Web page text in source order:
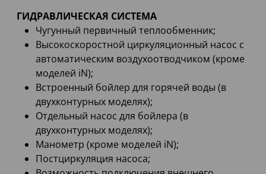
ГИДРАВЛИЧЕСКАЯ СИСТЕМА
Чугунный первичный теплообменник;
Высокоскоростной циркуляционный насос с
автоматическим воздухоотводчиком (кроме
моделей iN);
Встроенный бойлер для горячей воды (в
двухконтурных моделях);
Отдельный насос для бойлера (в
двухконтурных моделях);
Манометр (кроме моделей iN);
Постциркуляция насоса;